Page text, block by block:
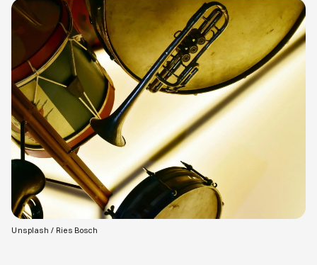
Unsplash / Ries Bosch